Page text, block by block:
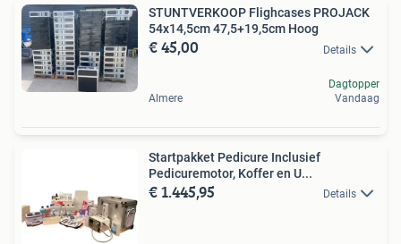
STUNTVERKOOP Flighcases PROJACK
54x14,5cm 47,5+19,5cm Hoog
€ 45,00 Details
Almere
Dagtopper
Vandaag
Startpakket Pedicure Inclusief
Pedicuremotor, Koffer en U...
€ 1.445,95 Details